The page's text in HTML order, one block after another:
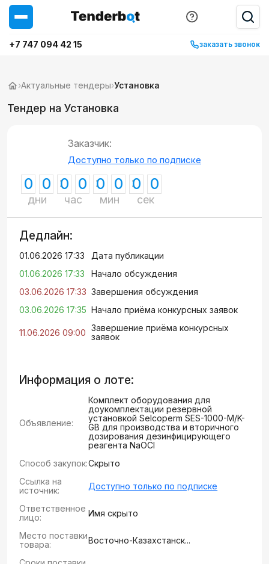
+7 747 094 42 15 заказать звонок
›Актуальные тендеры›Установка
Тендер на Установка
Заказчик:
Доступно только по подписке
0 0
дни
0 0
час
0 0
мин
0 0
сек
Дедлайн:
01.06.2026 17:33
Дата публикации
01.06.2026 17:33
Начало обсуждения
03.06.2026 17:33 Завершения обсуждения
03.06.2026 17:35 Начало приёма конкурсных заявок
11.06.2026 09:00 Завершение приёма конкурсных
заявок
Информация о лоте:
Объявление:
Комплект оборудования для
доукомплектации резервной
установкой Selcoperm SES-1000-M/K-
GB для производства и вторичного
дозирования дезинфицирующего
реагента NaOCI
Способ закупок:Скрыто
Ссылка на
источник:
Доступно только по подписке
Ответственное
лицо:
Имя скрыто
Место поставки
товара:
Восточно-Казахстанск...